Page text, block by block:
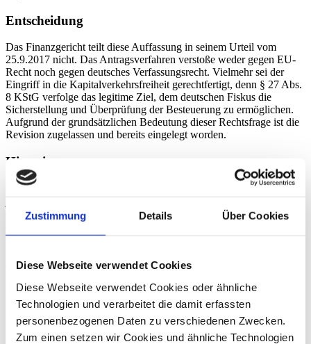
Zustimmung Details Über Cookies
Diese Webseite verwendet Cookies
Diese Webseite verwendet Cookies oder ähnliche
Technologien und verarbeitet die damit erfassten
personenbezogenen Daten zu verschiedenen Zwecken.
Zum einen setzen wir Cookies und ähnliche Technologien
Entscheidung
Das Finanzgericht teilt diese Auffassung in seinem Urteil vom
25.9.2017 nicht. Das Antragsverfahren verstoße weder gegen EU-
Recht noch gegen deutsches Verfassungsrecht. Vielmehr sei der
Eingriff in die Kapitalverkehrsfreiheit gerechtfertigt, denn § 27 Abs.
8 KStG verfolge das legitime Ziel, dem deutschen Fiskus die
Sicherstellung und Überprüfung der Besteuerung zu ermöglichen.
Aufgrund der grundsätzlichen Bedeutung dieser Rechtsfrage ist die
Revision zugelassen und bereits eingelegt worden.
Hinweis
Es bleibt abzuwarten, wie der Bundesfinanzhof urteilen wird. In
jedem Fall sollten gegen betroffene Steuerbescheide mit Verweis auf
das anhängige Verfahren Einspruch eingelegt werden. Auf Ebene
an dem Antragsverfahren vorbei.
Zurück
Benno Lange
Wirtschaftsprüfer, Steuerberater, Fachberater für Internationales
Steuerrecht